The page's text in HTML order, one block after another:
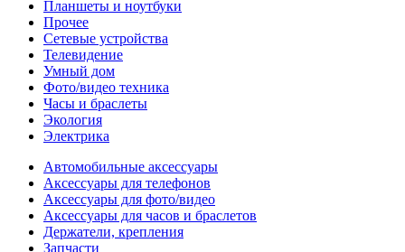
Планшеты и ноутбуки
Прочее
Сетевые устройства
Телевидение
Умный дом
Фото/видео техника
Часы и браслеты
Экология
Электрика
Автомобильные аксессуары
Аксессуары для телефонов
Аксессуары для фото/видео
Аксессуары для часов и браслетов
Держатели, крепления
Запчасти